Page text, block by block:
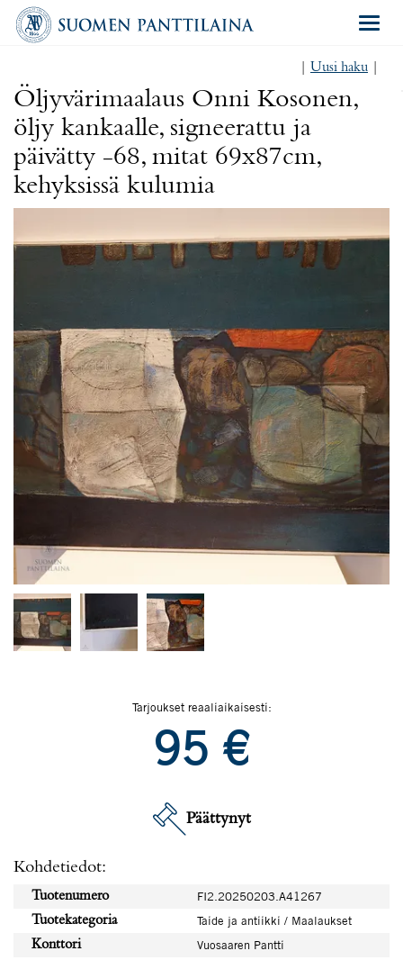
Uusi haku
Öljyvärimaalaus Onni Kosonen,
öljy kankaalle, signeerattu ja
päivätty -68, mitat 69x87cm,
kehyksissä kulumia
Tarjoukset reaaliaikaisesti:
95 €
Päättynyt
Kohdetiedot:
Tuotenumero
FI2.20250203.A41267
Tuotekategoria
Taide ja antiikki / Maalaukset
Konttori
Vuosaaren Pantti